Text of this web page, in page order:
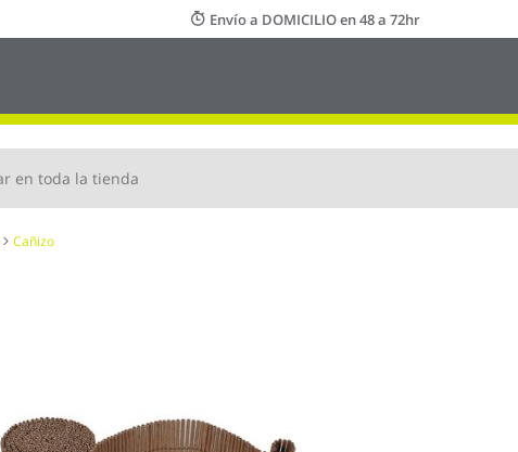
Envío a DOMICILIO en 48 a 72hr
Cañizo